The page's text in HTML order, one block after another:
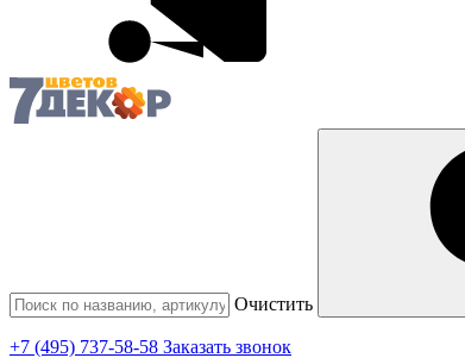
Очистить
+7 (495) 737-58-58 Заказать звонок